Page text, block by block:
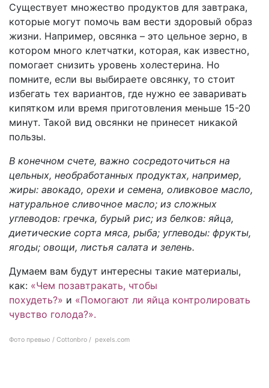
Существует множество продуктов для завтрака,
которые могут помочь вам вести здоровый образ
жизни. Например, овсянка – это цельное зерно, в
котором много клетчатки, которая, как известно,
помогает снизить уровень холестерина. Но
помните, если вы выбираете овсянку, то стоит
избегать тех вариантов, где нужно ее заваривать
кипятком или время приготовления меньше 15-20
минут. Такой вид овсянки не принесет никакой
пользы.
В конечном счете, важно сосредоточиться на
цельных, необработанных продуктах, например,
жиры: авокадо, орехи и семена, оливковое масло,
натуральное сливочное масло; из сложных
углеводов: гречка, бурый рис; из белков: яйца,
диетические сорта мяса, рыба; углеводы: фрукты,
ягоды; овощи, листья салата и зелень.
Думаем вам будут интересны такие материалы,
как: «Чем позавтракать, чтобы
похудеть?» и «Помогают ли яйца контролировать
чувство голода?».
Фото превью / Cottonbro / pexels.com